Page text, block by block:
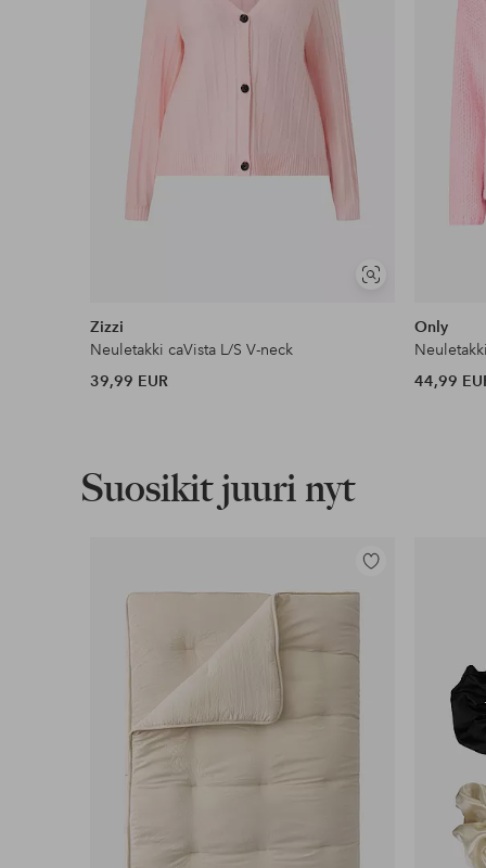
Edullisimmat maksutapamme
Lue lisää
Näytä
Zizzi
Neuletakki caVista L/S V-neck
39,99 EUR
Only
44,99
Suosikit juuri nyt
Lisää
suosikkeihin